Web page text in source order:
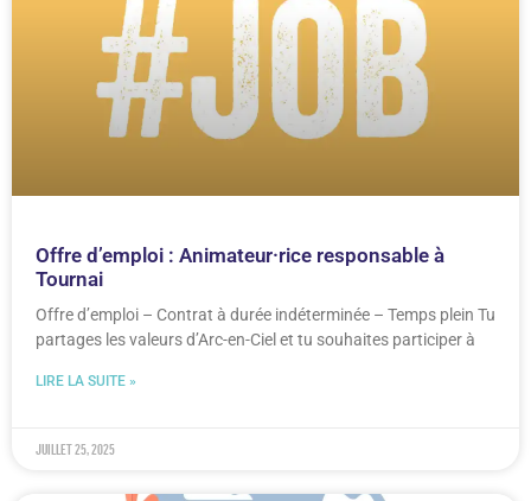
Offre d’emploi : Animateur·rice responsable à
Tournai
Offre d’emploi – Contrat à durée indéterminée – Temps plein Tu
partages les valeurs d’Arc-en-Ciel et tu souhaites participer à
LIRE LA SUITE »
juillet 25, 2025